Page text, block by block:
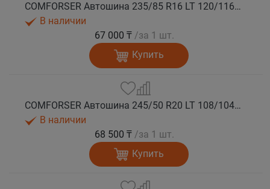
COMFORSER Автошина 235/85 R16 LT 120/116R CF1100 10PR RWL лето
В наличии
67 000 ₸ /за 1 шт.
Купить
COMFORSER Автошина 245/50 R20 LT 108/104S CF1100 RWL лето
В наличии
68 500 ₸ /за 1 шт.
Купить